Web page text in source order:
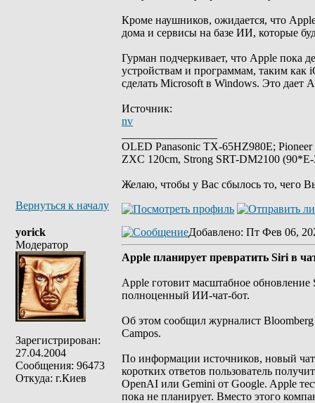
Кроме наушников, ожидается, что
дома и сервисы на базе ИИ, которые
Гурман подчеркивает, что Apple пока
устройствам и программам, таким как
сделать Microsoft в Windows. Это дает
Источник:
nv
OLED Panasonic TX-65HZ980E;
ZXC 120cm, Strong SRT-DM2100
Желаю, чтобы у Вас сбылось то, чего
Вернуться к началу
yorick
Модератор
Зарегистрирован:
27.04.2004
Сообщения: 96473
Откуда: г.Киев
Добавлено: Пт Фев 06,
Apple планирует превратить Siri в
Apple готовит масштабное
полноценный ИИ-чат-бот.
Об этом сообщил журналист
Campos.
По информации источников, новый
коротких ответов пользователь
OpenAI или Gemini от Google. Apple
пока не планирует. Вместо этого